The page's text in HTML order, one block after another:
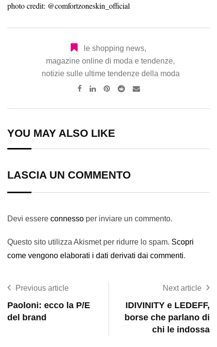
photo credit: @comfortzoneskin_official
le shopping news,
magazine online di moda e tendenze,
notizie sulle ultime tendenze della moda
Pinterest
RedditShare
YOU MAY ALSO LIKE
LASCIA UN COMMENTO
Devi essere connesso per inviare un commento.
Questo sito utilizza Akismet per ridurre lo spam. Scopri
come vengono elaborati i dati derivati dai commenti.
Previous article
Paoloni: ecco la P/E
del brand
Next article
IDIVINITY e LEDEFF,
borse che parlano di
chi le indossa